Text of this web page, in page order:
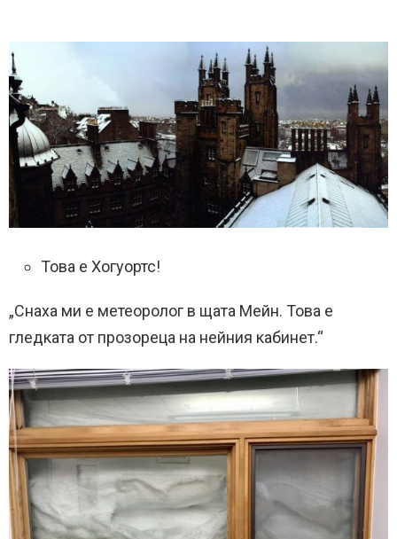
Това е Хогуортс!
„Снаха ми е метеоролог в щата Мейн. Това е
гледката от прозореца на нейния кабинет.“